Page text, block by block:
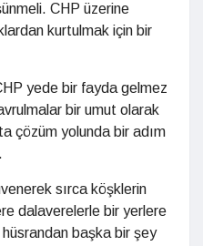
CHP üzerine
kurtulmak için bir
yede bir fayda gelmez
bir umut olarak
çözüm yolunda bir adım
sırca köşklerin
dalaverelerle bir yerlere
başka bir şey